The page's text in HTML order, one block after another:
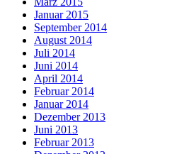
Januar 2015
September 2014
August 2014
Juli 2014
Juni 2014
April 2014
Februar 2014
Januar 2014
Dezember 2013
Juni 2013
Februar 2013